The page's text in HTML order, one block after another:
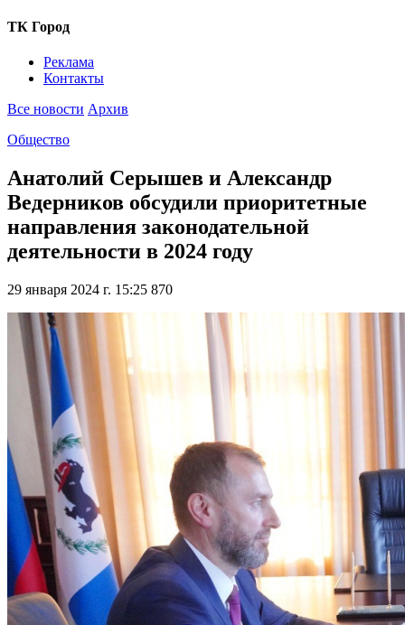
ТК Город
Реклама
Контакты
Все новости Архив
Общество
Анатолий Серышев и Александр
Ведерников обсудили приоритетные
направления законодательной
деятельности в 2024 году
29 января 2024 г. 15:25 870